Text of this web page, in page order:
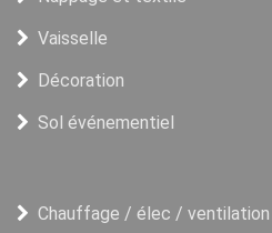
Vaisselle
Décoration
Sol événementiel
Chauffage / élec / ventilation